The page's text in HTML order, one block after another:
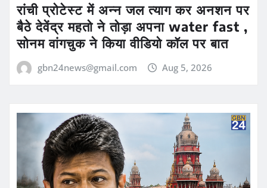
रांची प्रोटेस्ट में अन्न जल त्याग कर अनशन पर
बैठे देवेंद्र महतो ने तोड़ा अपना water fast ,
सोनम वांगचुक ने किया वीडियो कॉल पर बात
gbn24news@gmail.com Aug 5, 2026